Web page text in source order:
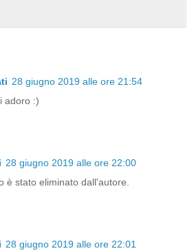
28 giugno 2019 alle ore 21:54
adoro :)
28 giugno 2019 alle ore 22:00
è stato eliminato dall'autore.
28 giugno 2019 alle ore 22:01